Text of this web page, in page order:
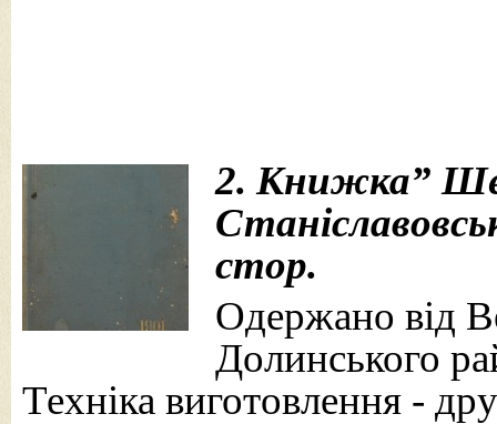
2. Книжка”
стор.
Одержано від
Долинського
Техніка виготовлення -